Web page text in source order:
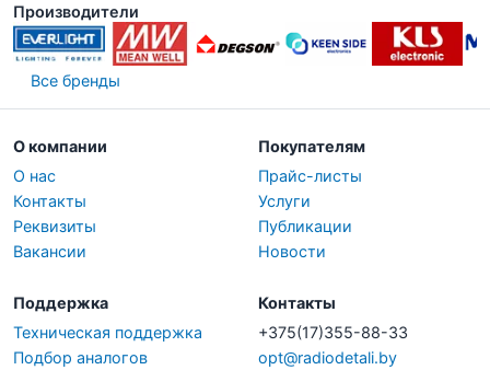
Производители
Все бренды
О компании
О нас
Контакты
Реквизиты
Вакансии
Покупателям
Прайс-листы
Услуги
Публикации
Новости
Поддержка
Техническая поддержка
Подбор аналогов
Контакты
+375(17)355-88-33
opt@radiodetali.by